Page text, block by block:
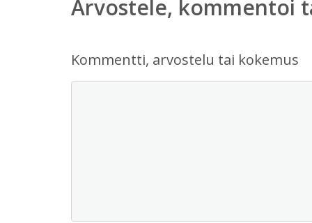
Arvostele, kommentoi
Kommentti, arvostelu tai kokemus